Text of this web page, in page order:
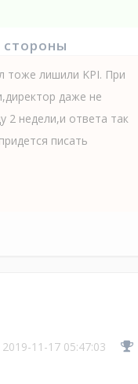
тоже лишили KPI. При
даже не
2 недели,и ответа так
писать
2019-11-17 05:47:03